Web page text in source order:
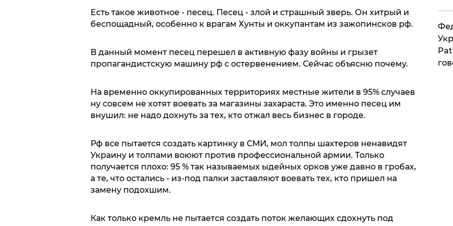
Есть такое животное - песец. Песец - злой и страшный зверь. Он хитрый и
беспощадный, особенно к врагам Хунты и оккупантам из зажопинсков рф.
В данный момент песец перешел в активную фазу войны и грызет
пропагандистскую машину рф с остервенением. Сейчас объясню почему.
На временно оккупированных территориях местные жители в 95% случаев
ну совсем не хотят воевать за магазины захараста. Это именно песец им
внушил: не надо дохнуть за тех, кто отжал весь бизнес в городе.
Рф все пытается создать картинку в СМИ, мол толпы шахтеров ненавидят
Украину и толпами воюют против профессиональной армии. Только
получается плохо: 95 % так называемых ыдейных орков уже давно в гробах,
а те, что остались - из-под палки заставляют воевать тех, кто пришел на
замену подохшим.
Как только кремль не пытается создать поток желающих сдохнуть под